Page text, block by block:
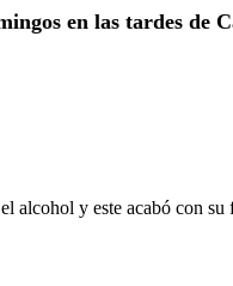
en las tardes de
alcohol y este acabó con su